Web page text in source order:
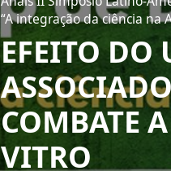
“A integração da ciência na
EFEITO DO
COMBATE
VITRO